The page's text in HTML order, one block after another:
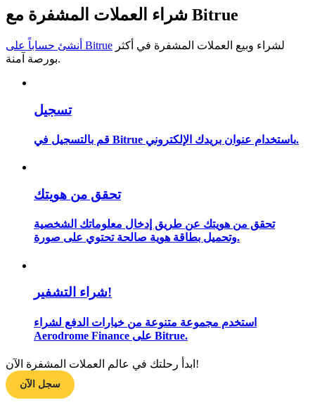
مرشد
استراتيجيات التداول
تعلم كيفية البقاء مربحة
شراء العملات المشفرة مع Bitrue
أنشئ حساباً على Bitrue
بورصة آمنة.
تسجيل
قم بالتسجيل في Bitrue باستخدام عنوان بريدك الإلكتروني.
تحقق من هويتك
تحقق من هويتك عن طريق إدخال معلوماتك الشخصية
وتحميل بطاقة هوية صالحة تحتوي على صورة.
شراء التشفير!
استخدم مجموعة متنوعة من خيارات الدفع لشراء
Aerodrome Finance على Bitrue.
ابدأ رحلتك في عالم العملات المشفرة الآن!
سجل الآن